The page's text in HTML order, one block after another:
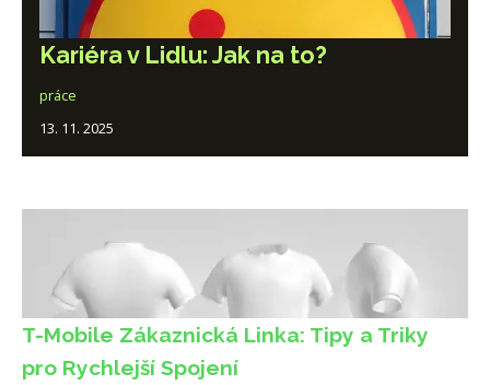
Kariéra v Lidlu: Jak na to?
práce
13. 11. 2025
T-Mobile Zákaznická Linka: Tipy a Triky
pro Rychlejší Spojení